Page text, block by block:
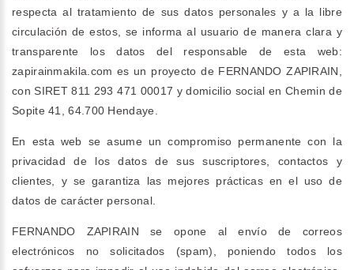
respecta al tratamiento de sus datos personales y a la libre
circulación de estos, se informa al usuario de manera clara y
transparente los datos del responsable de esta web:
zapirainmakila.com es un proyecto de FERNANDO ZAPIRAIN,
con SIRET 811 293 471 00017 y domicilio social en Chemin de
Sopite 41, 64.700 Hendaye.
En esta web se asume un compromiso permanente con la
privacidad de los datos de sus suscriptores, contactos y
clientes, y se garantiza las mejores prácticas en el uso de
datos de carácter personal.
FERNANDO ZAPIRAIN se opone al envío de correos
electrónicos no solicitados (spam), poniendo todos los